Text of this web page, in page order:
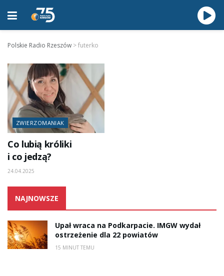
Polskie Radio Rzeszów >futerko
ZWIERZOMANIAK
Co lubią króliki
i co jedzą?
24.04.2025
NAJNOWSZE
Upał wraca na Podkarpacie. IMGW wydał
ostrzeżenie dla 22 powiatów
15 MINUT TEMU